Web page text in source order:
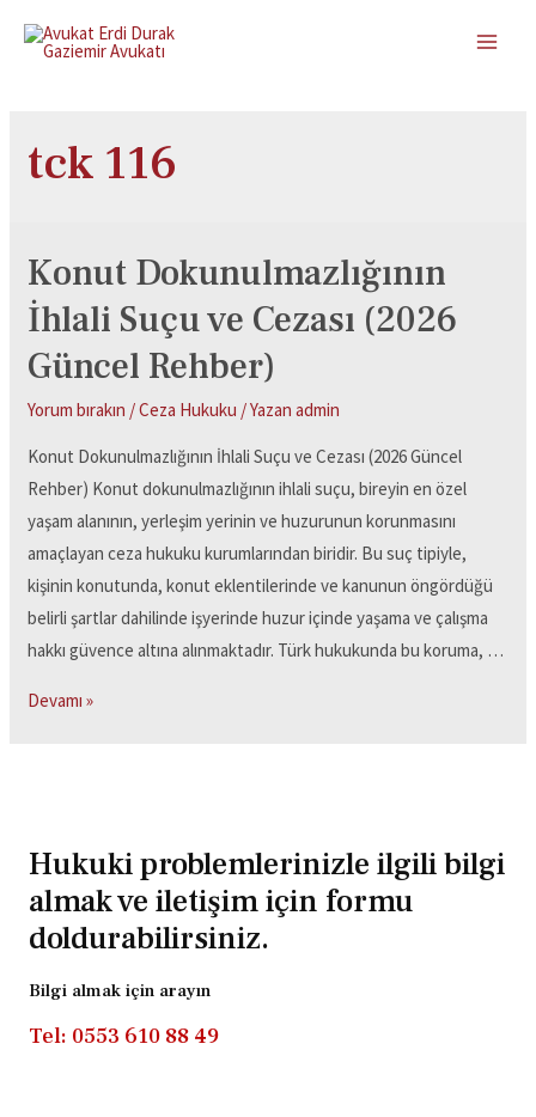
tck 116
Konut Dokunulmazlığının
İhlali Suçu ve Cezası (2026
Güncel Rehber)
Yorum bırakın /Ceza Hukuku / Yazan admin
Konut Dokunulmazlığının İhlali Suçu ve Cezası (2026 Güncel
Rehber) Konut dokunulmazlığının ihlali suçu, bireyin en özel
yaşam alanının, yerleşim yerinin ve huzurunun korunmasını
amaçlayan ceza hukuku kurumlarından biridir. Bu suç tipiyle,
kişinin konutunda, konut eklentilerinde ve kanunun öngördüğü
belirli şartlar dahilinde işyerinde huzur içinde yaşama ve çalışma
hakkı güvence altına alınmaktadır. Türk hukukunda bu koruma, …
Devamı »
Hukuki problemlerinizle ilgili bilgi
almak ve iletişim için formu
doldurabilirsiniz.
Bilgi almak için arayın
Tel: 0553 610 88 49